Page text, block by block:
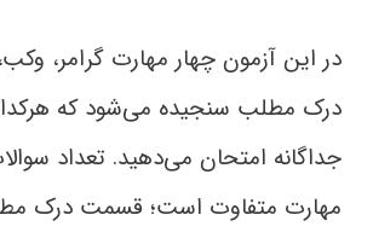
در این آزمون چهار مهارت گرامر،
درک مطلب سنجیده می‌شود که
جداگانه امتحان می‌دهید. تعداد